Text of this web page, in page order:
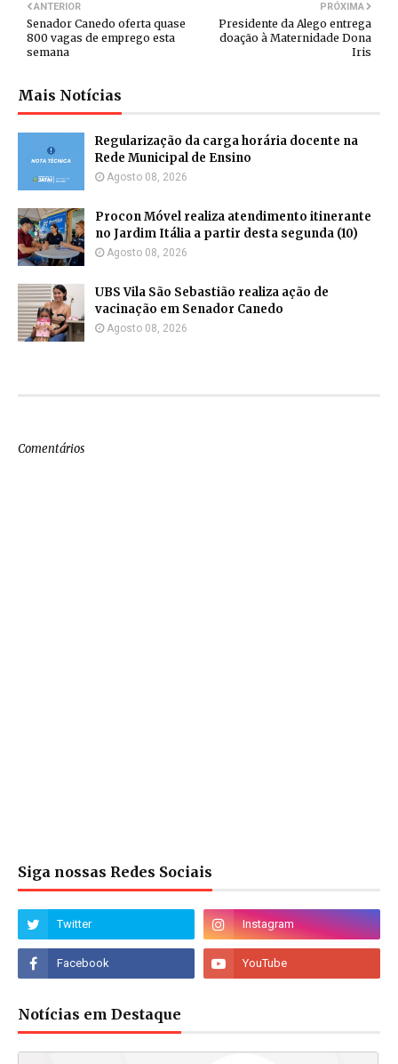
PRÓXIMA
Presidente da Alego entrega
doação à Maternidade Dona
Iris
ANTERIOR
Senador Canedo oferta quase
800 vagas de emprego esta
semana
Mais Notícias
Regularização da carga horária docente na
Rede Municipal de Ensino
Agosto 08, 2026
Procon Móvel realiza atendimento itinerante
no Jardim Itália a partir desta segunda (10)
Agosto 08, 2026
UBS Vila São Sebastião realiza ação de
vacinação em Senador Canedo
Agosto 08, 2026
Comentários
Siga nossas Redes Sociais
Notícias em Destaque